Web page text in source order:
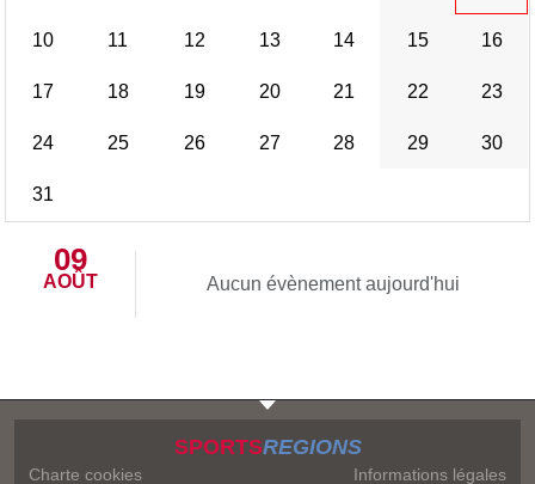
10 11 12 13 14 15 16
17 18 19 20 21 22 23
24 25 26 27 28 29 30
31
09
AOÛT Aucun évènement aujourd'hui
SPORTSREGIONS
Charte cookies Informations légales